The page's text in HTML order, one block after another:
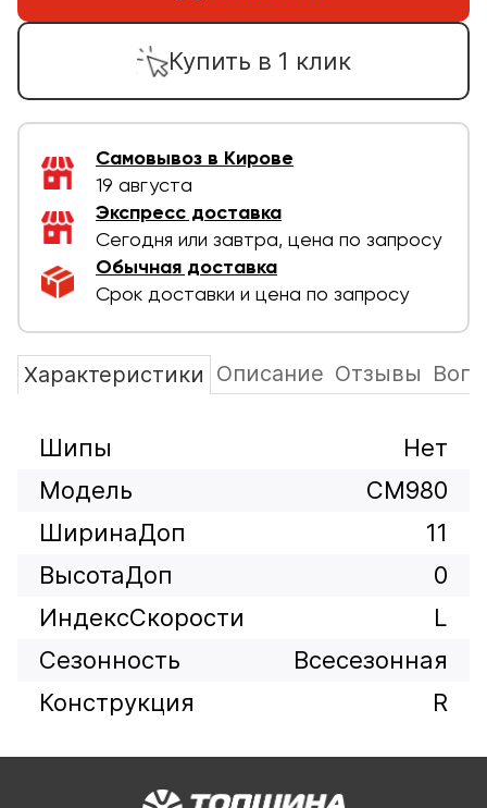
Купить в 1 клик
Самовывоз в Кирове
19 августа
Экспресс доставка
Сегодня или завтра, цена по запросу
Обычная доставка
Срок доставки и цена по запросу
Характеристики Описание Отзывы
Шипы
Нет
Модель
CM980
ШиринаДоп
11
ВысотаДоп
0
ИндексСкорости
L
Сезонность
Всесезонная
Конструкция
R